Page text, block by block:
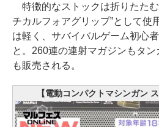
特徴的なストックは折りたた
チカルフォアグリップ”として使
は軽く、サバイバルゲーム初心
と。260連の連射マガジンもタ
も販売される。
【電動コンパクトマシンガン